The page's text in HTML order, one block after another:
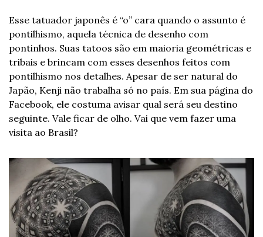
Esse tatuador japonês é “o” cara quando o assunto é
pontilhismo, aquela técnica de desenho com
pontinhos. Suas tatoos são em maioria geométricas e
tribais e brincam com esses desenhos feitos com
pontilhismo nos detalhes. Apesar de ser natural do
Japão, Kenji não trabalha só no país. Em sua página do
Facebook, ele costuma avisar qual será seu destino
seguinte. Vale ficar de olho. Vai que vem fazer uma
visita ao Brasil?